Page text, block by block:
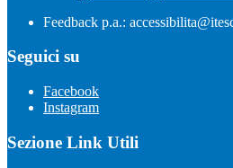
Feedback p.a.:
Seguici su
Facebook
Instagram
Sezione Link Utili